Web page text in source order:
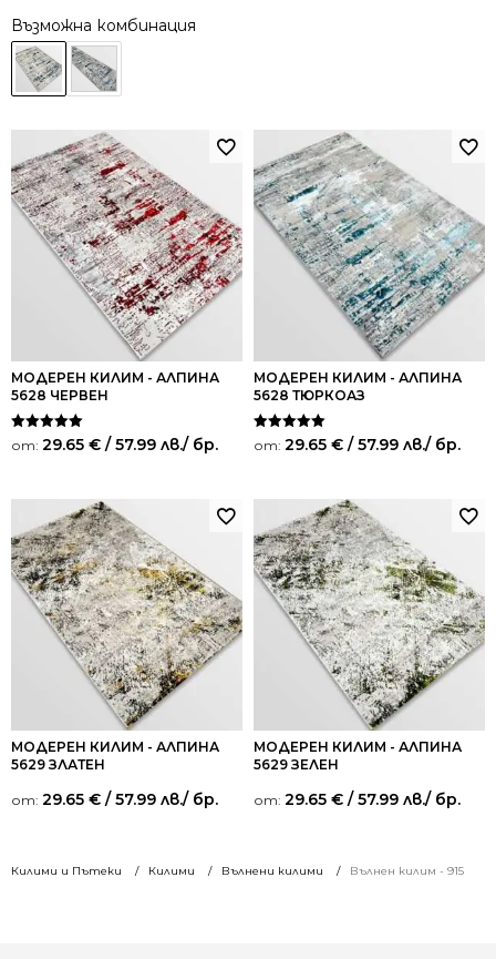
Килими и Пътеки Килими Вълнени килими Вълнен килим - 915
Възможна комбинация
МОДЕРЕН КИЛИМ - АЛПИНА
5628 ЧЕРВЕН
Оценено на
5.00
от: 29.65 € / 57.99 лв./ бр.
МОДЕРЕН КИЛИМ - АЛПИНА
5628 ТЮРКОАЗ
Оценено на
5.00
от: 29.65 € / 57.99 лв./ бр.
МОДЕРЕН КИЛИМ - АЛПИНА
5629 ЗЛАТЕН
от: 29.65 € / 57.99 лв./ бр.
МОДЕРЕН КИЛИМ - АЛПИНА
5629 ЗЕЛЕН
от: 29.65 € / 57.99 лв./ бр.